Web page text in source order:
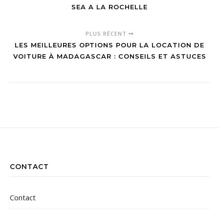
SEA A LA ROCHELLE
PLUS RÉCENT
LES MEILLEURES OPTIONS POUR LA LOCATION DE
VOITURE À MADAGASCAR : CONSEILS ET ASTUCES
CONTACT
Contact